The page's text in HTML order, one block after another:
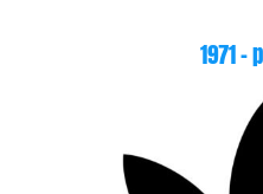
1971